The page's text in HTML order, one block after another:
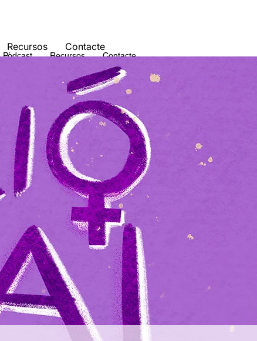
Recursos Contacte
Pòdcast Recursos
Contacte
Contacte